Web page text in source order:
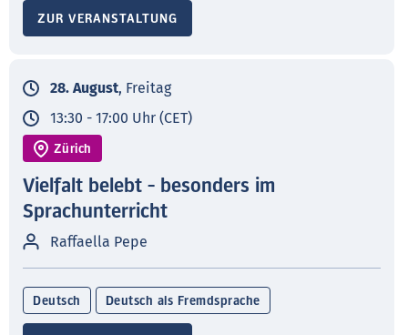
ZUR VERANSTALTUNG
28. August, Freitag
13:30 - 17:00 Uhr (CET)
Zürich
Vielfalt belebt - besonders im
Sprachunterricht
Raffaella Pepe
Deutsch Deutsch als Fremdsprache